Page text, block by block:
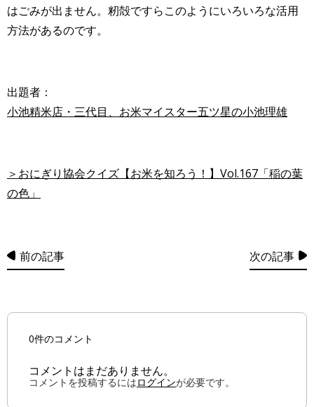
はごみが出ません。籾殻ですらこのようにいろいろな活用
方法があるのです。
出題者：
小池精米店・三代目、お米マイスター五ツ星の小池理雄
＞おにぎり協会クイズ【お米を知ろう！】Vol.167「稲の葉
の色」
前の記事 次の記事
0件のコメント
コメントはまだありません。
コメントを投稿するにはログインが必要です。